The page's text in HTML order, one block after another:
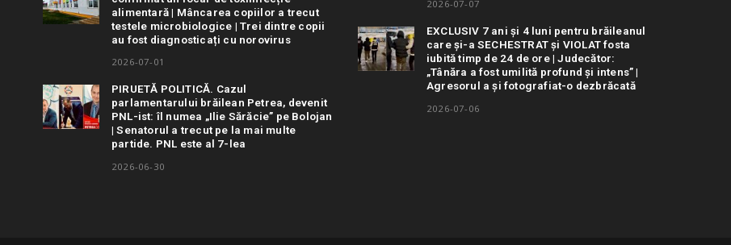
alimentară | Mâncarea copiilor a trecut
testele microbiologice | Trei dintre copii
au fost diagnosticați cu norovirus
2026-07-01
PIRUETĂ POLITICĂ. Cazul
parlamentarului brăilean Petrea, devenit
PNL-ist: îl numea „Ilie Sărăcie” pe Bolojan
| Senatorul a trecut pe la mai multe
partide. PNL este al 7-lea
2026-06-30
2026-07-07
EXCLUSIV 7 ani și 4 luni pentru brăileanul
care și-a SECHESTRAT și VIOLAT fosta
iubită timp de 24 de ore | Judecător:
„Tânăra a fost umilită profund și intens” |
Agresorul a și fotografiat-o dezbrăcată
2026-07-06